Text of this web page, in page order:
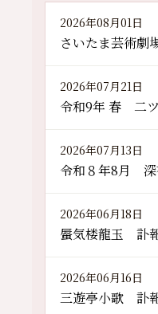
2026年08月01日
さいたま芸術劇
2026年07月21日
令和9年 春 二
2026年07月13日
令和８年8月
2026年06月18日
蜃気楼龍玉 訃
2026年06月16日
三遊亭小歌 訃